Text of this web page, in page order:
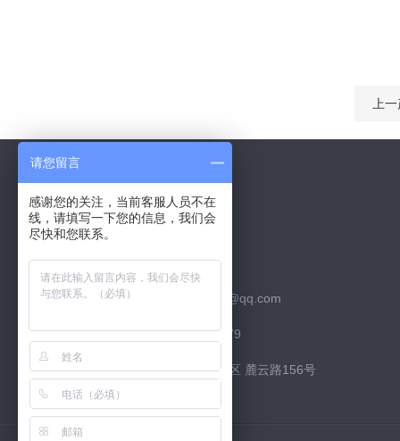
上
Contact Us
联系QQ：526252952
联系邮箱：526252952@qq.com
联系电话：15974226879
联系地址：长沙市 高新区 麓云路156号
请您留言
感谢您的关注，当前客服人员不在
线，请填写一下您的信息，我们会
尽快和您联系。